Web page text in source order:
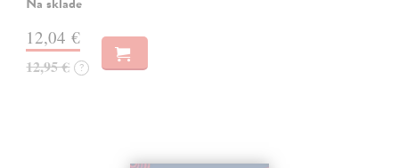
12,04 €
12,95 € ?